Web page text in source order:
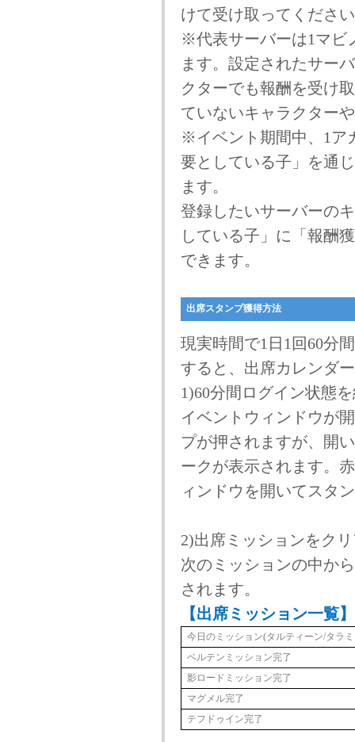
けて受け取ってくださ
※代表サーバーは1マビ
ます。設定されたサー
クターでも報酬を受け
ていないキャラクター
※イベント期間中、1ア
要としている子」を通
ます。
登録したいサーバーの
している子」に「報酬
できます。
出席スタンプ獲得方法
現実時間で1日1回60分
すると、出席カレンダ
1)60分間ログイン状態
イベントウィンドウが
プが押されますが、開
ークが表示されます。
ィンドウを開いてスタ
2)出席ミッションをク
次のミッションの中か
されます。
【出席ミッション一覧】
今日のミッション(タルティーン/タラ
ベルテンミッション完了
影ロードミッション完了
マグメル完了
テフドゥイン完了